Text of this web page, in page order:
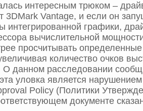
интересным трюком –
3DMark Vantage, и если он
интегрированной графики,
вычислительной
просчитывать
количество очков
О данном расследовании
уловка является
Policy (Политики
документе